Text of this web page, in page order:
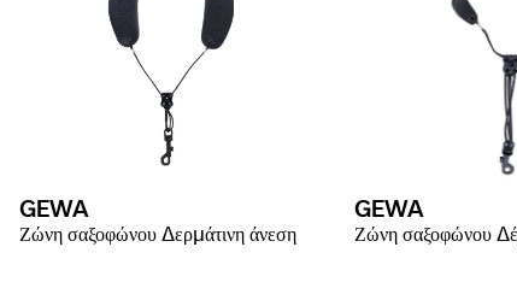
GEWA
Ζώνη σαξοφώνου Δερμάτινη άνεση
GEWA
Ζώνη σαξοφώνου